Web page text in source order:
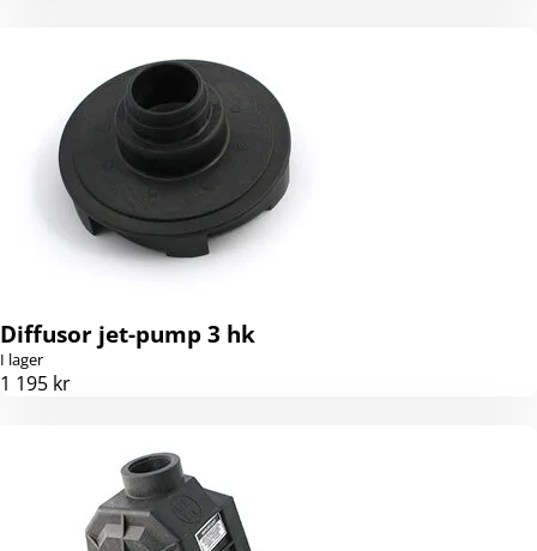
Diffusor jet-pump 3 hk
I lager
1 195 kr